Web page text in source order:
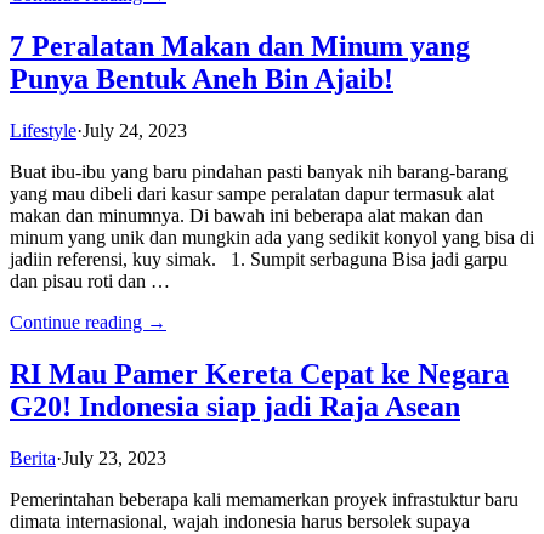
7 Peralatan Makan dan Minum yang
Punya Bentuk Aneh Bin Ajaib!
Lifestyle·July 24, 2023
Buat ibu-ibu yang baru pindahan pasti banyak nih barang-barang
yang mau dibeli dari kasur sampe peralatan dapur termasuk alat
makan dan minumnya. Di bawah ini beberapa alat makan dan
minum yang unik dan mungkin ada yang sedikit konyol yang bisa di
jadiin referensi, kuy simak. 1. Sumpit serbaguna Bisa jadi garpu
dan pisau roti dan …
Continue reading →
RI Mau Pamer Kereta Cepat ke Negara
G20! Indonesia siap jadi Raja Asean
Berita·July 23, 2023
Pemerintahan beberapa kali memamerkan proyek infrastuktur baru
dimata internasional, wajah indonesia harus bersolek supaya